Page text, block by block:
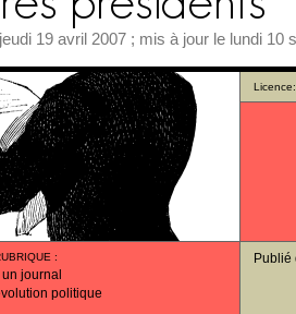
19 avril 2007 ; mis à jour le lundi 10
:
journal
politique